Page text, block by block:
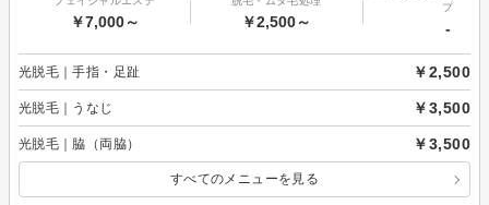
￥7,000～ ￥2,500～
プ
-
光脱毛｜手指・足趾 ￥2,500
光脱毛｜うなじ ￥3,500
光脱毛｜脇（両脇） ￥3,500
すべてのメニューを見る